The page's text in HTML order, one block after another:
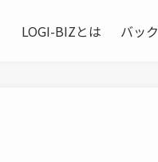
LOGI-BIZとは バッ